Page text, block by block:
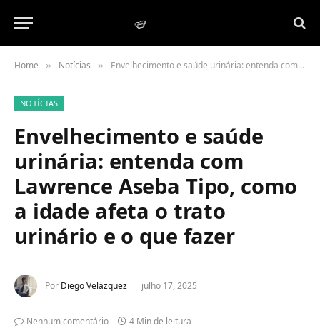
Home » Notícias » Envelhecimento e saúde urinária: entenda com Lawrence Aseba Tipo, como a idade afeta o trato urinário e o que fazer
NOTÍCIAS
Envelhecimento e saúde
urinária: entenda com
Lawrence Aseba Tipo, como
a idade afeta o trato
urinário e o que fazer
Por Diego Velázquez julho 17, 2025
Nenhum comentário 4 Min de leitura